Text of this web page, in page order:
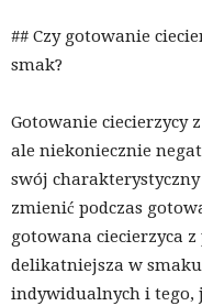
## Czy gotowanie
smak?
Gotowanie ciecierzycy
ale niekoniecznie
swój
zmienić podczas
gotowana ciecierzyca
delikatniejsza w
indywidualnych i tego,